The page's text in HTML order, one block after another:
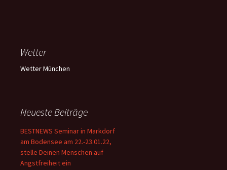
Wetter
Wetter München
Neueste Beiträge
BESTNEWS Seminar in Markdorf
am Bodensee am 22.-23.01.22,
stelle Deinen Menschen auf
Angstfreiheit ein